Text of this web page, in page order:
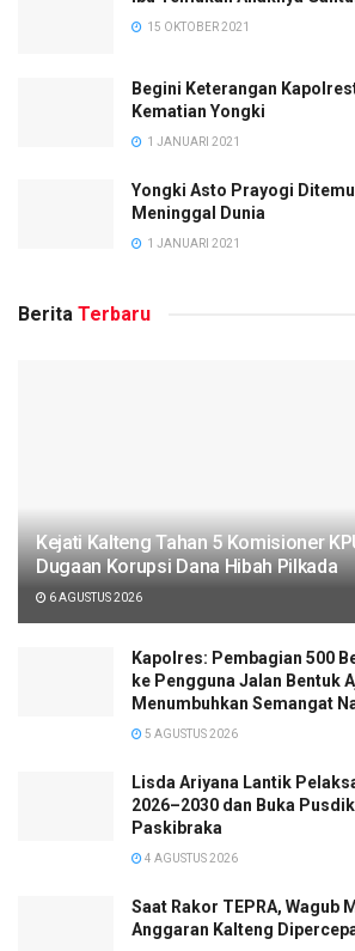
15 OKTOBER 2021
Begini Keterangan
Kematian Yongki
1 JANUARI 2021
Yongki Asto Prayogi
Meninggal Dunia
1 JANUARI 2021
Berita Terbaru
Kejati Kalteng Tahan 5 Komisioner
Dugaan Korupsi Dana Hibah Pilkada
6 AGUSTUS 2026
Kapolres: Pembagian 500
ke Pengguna Jalan Bentuk
Menumbuhkan Semangat
5 AGUSTUS 2026
Lisda Ariyana Lantik
2026–2030 dan Buka
Paskibraka
4 AGUSTUS 2026
Saat Rakor TEPRA, Wagub
Anggaran Kalteng